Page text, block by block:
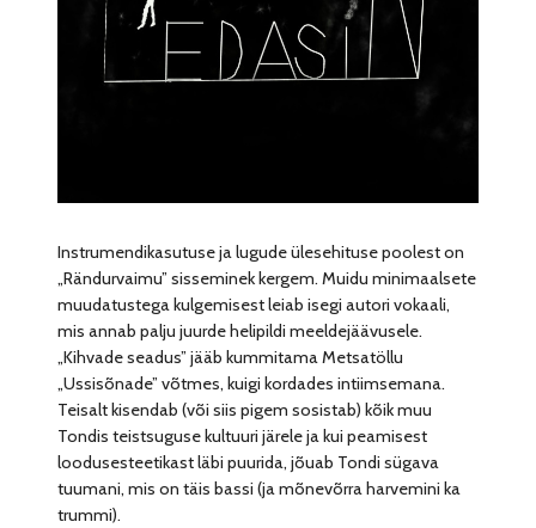
Instrumendikasutuse ja lugude ülesehituse poolest on
„Rändurvaimu” sisseminek kergem. Muidu minimaalsete
muudatustega kulgemisest leiab isegi autori vokaali,
mis annab palju juurde helipildi meeldejäävusele.
„Kihvade seadus” jääb kummitama Metsatöllu
„Ussisõnade” võtmes, kuigi kordades intiimsemana.
Teisalt kisendab (või siis pigem sosistab) kõik muu
Tondis teistsuguse kultuuri järele ja kui peamisest
loodusesteetikast läbi puurida, jõuab Tondi sügava
tuumani, mis on täis bassi (ja mõnevõrra harvemini ka
trummi).